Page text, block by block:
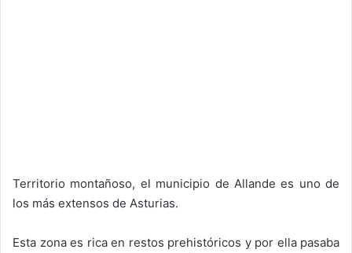
Territorio montañoso, el municipio de Allande es uno de
los más extensos de Asturias.
Esta zona es rica en restos prehistóricos y por ella pasaba